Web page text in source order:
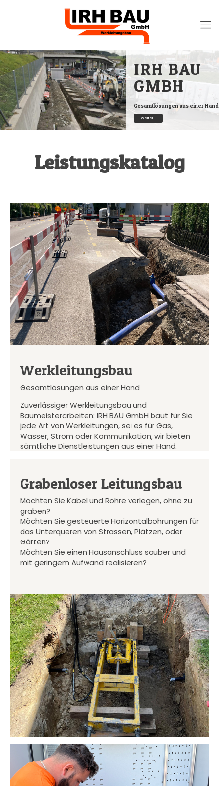
IRH BAU
GMBH
Gesamtlösungen aus einer
Weiter...
Leistungskatalog
Werkleitungsbau
Gesamtlösungen aus einer Hand
Zuverlässiger Werkleitungsbau und
Baumeisterarbeiten: IRH BAU GmbH baut für Sie
jede Art von Werkleitungen, sei es für Gas,
Wasser, Strom oder Kommunikation, wir bieten
sämtliche Dienstleistungen aus einer Hand.
Grabenloser Leitungsbau
Möchten Sie Kabel und Rohre verlegen, ohne zu
graben?
Möchten Sie gesteuerte Horizontalbohrungen für
das Unterqueren von Strassen, Plätzen, oder
Gärten?
Möchten Sie einen Hausanschluss sauber und
mit geringem Aufwand realisieren?